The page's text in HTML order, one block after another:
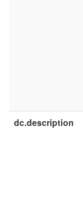
dc.description